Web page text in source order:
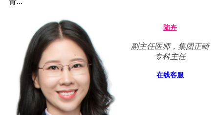
陆卉
副主任医师，集团正畸
专科主任
在线客服